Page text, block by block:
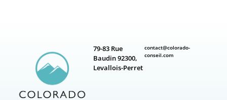
79-83 Rue
Baudin 92300,
Levallois-Perret
contact@colorado-
conseil.com